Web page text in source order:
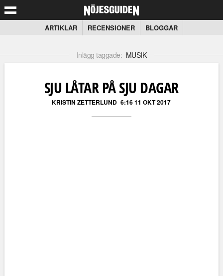
ARTIKLAR RECENSIONER BLOGGAR
Inlägg taggade: MUSIK
SJU LÅTAR PÅ SJU DAGAR
KRISTIN ZETTERLUND 6:16 11 OKT 2017